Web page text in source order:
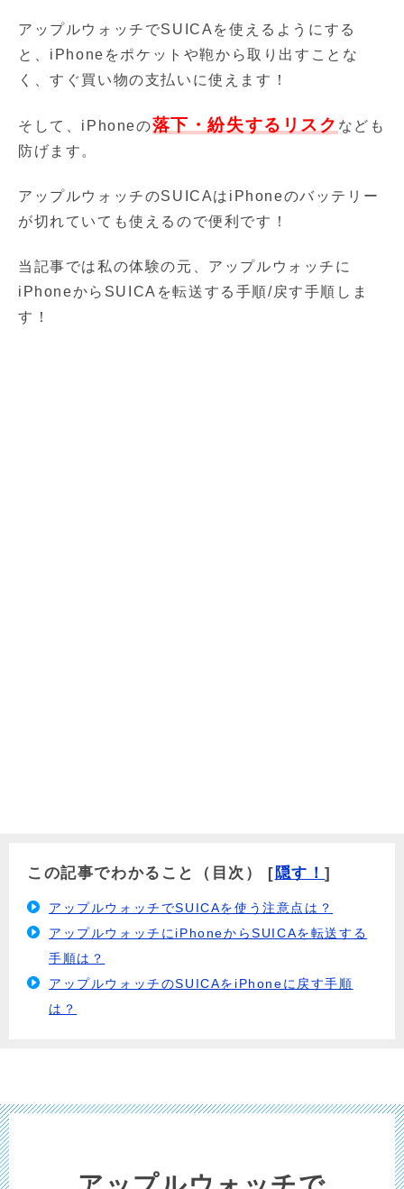
アップルウォッチでSUICAを使えるようにする
と、iPhoneをポケットや鞄から取り出すことな
く、すぐ買い物の支払いに使えます！
そして、iPhoneの落下・紛失するリスク なども
防げます。
アップルウォッチのSUICAはiPhoneのバッテリー
が切れていても使えるので便利です！
当記事では私の体験の元、アップルウォッチに
iPhoneからSUICAを転送する手順/戻す手順しま
す！
この記事でわかること（目次） [ 隠す！]
アップルウォッチでSUICAを使う注意点は？
アップルウォッチにiPhoneからSUICAを転送する
手順は？
アップルウォッチのSUICAをiPhoneに戻す手順
は？